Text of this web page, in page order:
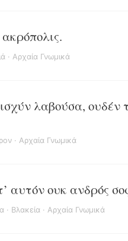
· Αρχαία Γνωμικά
λαβούσα, ουδέν
· Αρχαία Γνωμικά
αυτόν ουκ ανδρός
· Βλακεία · Αρχαία Γνωμικά